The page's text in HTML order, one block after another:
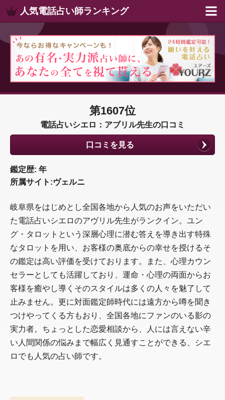
人気電話占い師ランキング
第1607位
電話占いシエロ：アブリル先生の口コミ
口コミを見る
鑑定歴: 年
所属サイト:ヴェルニ
岐阜県をはじめとし全国各地から人気のお声をいただい
た電話占いシエロのアヴリル先生がランクイン。ユン
グ・タロットという深層心理に潜む答えを導き出す特殊
なタロットを用い、お客様の奥底からの幸せを授けるそ
の鑑定は高い評価を受けております。また、心理カウン
セラーとしても活躍しており、運命・心理の両面からお
客様を癒やし導くそのスタイルは多くの人々を魅了して
止みません。更に対面鑑定師時代には遠方から噂を聞き
つけやってくる方もおり、全国各地にファンのいる影の
実力者。ちょっとした恋愛相談から、人には言えない辛
い人間関係の悩みまで幅広く見通すことができる、シエ
ロでも人気の占い師です。